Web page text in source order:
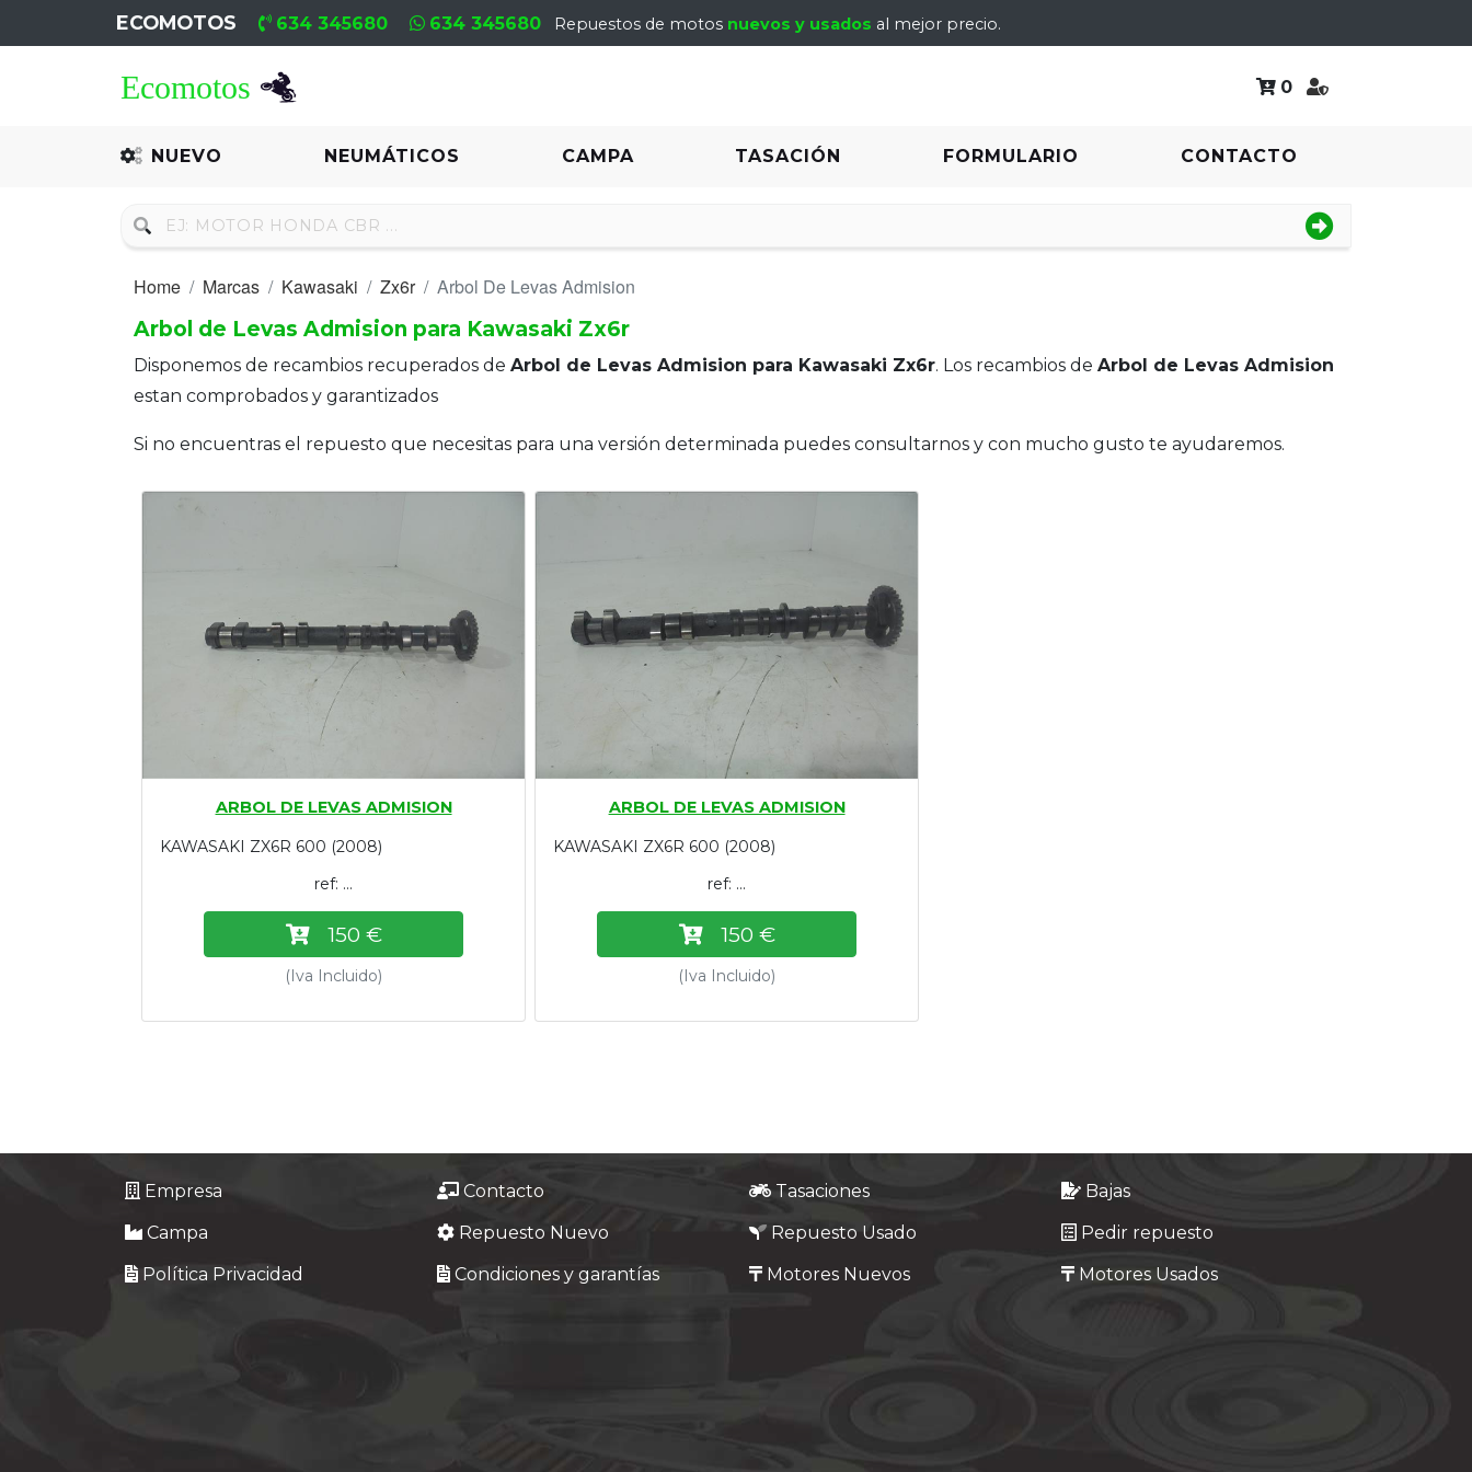
ECOMOTOS 634 345680 634 345680 Repuestos de motos nuevos y usados al mejor precio.
0
NUEVO NEUMÁTICOS CAMPA TASACIÓN FORMULARIO CONTACTO
Recambio
Neumáticos
Motores
Motores
Home Marcas Kawasaki Zx6r
Arbol De Levas Admision
Arbol de Levas Admision para Kawasaki Zx6r
Disponemos de recambios recuperados de Arbol de Levas Admision para Kawasaki Zx6r. Los recambios de Arbol de Levas Admision
estan comprobados y garantizados
Si no encuentras el repuesto que necesitas para una versión determinada puedes consultarnos y con mucho gusto te ayudaremos.
ARBOL DE LEVAS ADMISION
KAWASAKI ZX6R 600 (2008)
ref: ...
150 €
(Iva Incluido)
ARBOL DE LEVAS ADMISION
KAWASAKI ZX6R 600 (2008)
ref: ...
150 €
(Iva Incluido)
Empresa Contacto Tasaciones
Bajas
Campa
Repuesto Nuevo Repuesto Usado
Pedir repuesto
Política Privacidad
Condiciones y garantías Motores Nuevos Motores Usados